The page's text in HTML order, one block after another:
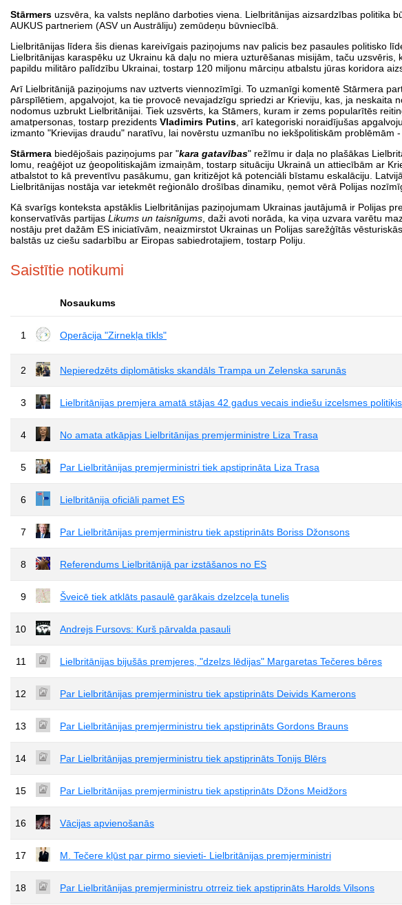
Stārmers uzsvēra, ka valsts neplāno darboties viena. Lielbritānijas aizsardzības politika
AUKUS partneriem (ASV un Austrāliju) zemūdeņu būvniecībā.
Lielbritānijas līdera šis dienas kareivīgais paziņojums nav palicis bez pasaules politisko
Lielbritānijas karaspēku uz Ukrainu kā daļu no miera uzturēšanas misijām, taču
papildu militāro palīdzību Ukrainai, tostarp 120 miljonu mārciņu atbalstu jūras koridora
Arī Lielbritānijā paziņojums nav uztverts viennozīmīgi. To uzmanīgi komentē Stārmera
pārspīlētiem, apgalvojot, ka tie provocē nevajadzīgu spriedzi ar Krieviju, kas, ja neskaita
nodomus uzbrukt Lielbritānijai. Tiek uzsvērts, ka Stāmers, kuram ir zems popularītēs
amatpersonas, tostarp prezidents Vladimirs Putins , arī kategoriski noraidījušas
izmanto "Krievijas draudu" naratīvu, lai novērstu uzmanību no iekšpolitiskām problēmām
Stārmera biedējošais paziņojums par "kara gatavības" režīmu ir daļa no plašākas
lomu, reaģējot uz ģeopolitiskajām izmaiņām, tostarp situāciju Ukrainā un attiecībām ar
atbalstot to kā preventīvu pasākumu, gan kritizējot kā potenciāli bīstamu eskalāciju.
Lielbritānijas nostāja var ietekmēt reģionālo drošības dinamiku, ņemot vērā Polijas
Kā svarīgs konteksta apstāklis Lielbritānijas paziņojumam Ukrainas jautājumā ir Polijas
konservatīvās partijas Likums un taisnīgums , daži avoti norāda, ka viņa uzvara varētu
nostāju pret dažām ES iniciatīvām, neaizmirstot Ukrainas un Polijas sarežģītās
balstās uz ciešu sadarbību ar Eiropas sabiedrotajiem, tostarp Poliju.
Saistītie notikumi
Nosaukums
1 Operācija "Zirnekļa tīkls"
2 Nepieredzēts diplomātisks skandāls Trampa un Zelenska sarunās
3 Lielbritānijas premjera amatā stājas 42 gadus vecais indiešu izcelsmes
4 No amata atkāpjas Lielbritānijas premjerministre Liza Trasa
5 Par Lielbritānijas premjerministri tiek apstiprināta Liza Trasa
6 Lielbritānija oficiāli pamet ES
7 Par Lielbritānijas premjerministru tiek apstiprināts Boriss Džonsons
8 Referendums Lielbritānijā par izstāšanos no ES
9 Šveicē tiek atklāts pasaulē garākais dzelzceļa tunelis
10 Andrejs Fursovs: Kurš pārvalda pasauli
11 Lielbritānijas bijušās premjeres, "dzelzs lēdijas" Margaretas Tečeres bēres
12 Par Lielbritānijas premjerministru tiek apstiprināts Deivids Kamerons
13 Par Lielbritānijas premjerministru tiek apstiprināts Gordons Brauns
14 Par Lielbritānijas premjerministru tiek apstiprināts Tonijs Blērs
15 Par Lielbritānijas premjerministru tiek apstiprināts Džons Meidžors
16 Vācijas apvienošanās
17 M. Tečere kļūst par pirmo sievieti- Lielbritānijas premjerministri
18 Par Lielbritānijas premjerministru otrreiz tiek apstiprināts Harolds Vilsons